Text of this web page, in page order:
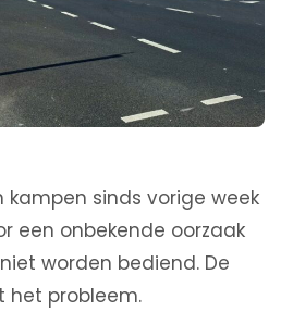
kampen sinds vorige week
een onbekende oorzaak
worden bediend. De
het probleem.